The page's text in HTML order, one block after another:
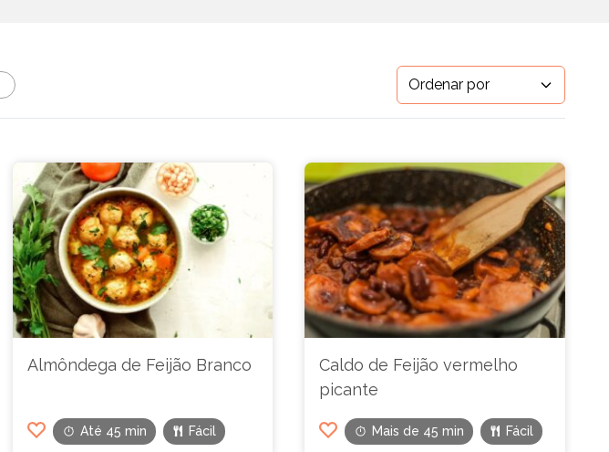
Ordenar por
Almôndega de Feijão Branco
Até 45 min Fácil
Caldo de Feijão vermelho
picante
Mais de 45 min Fácil